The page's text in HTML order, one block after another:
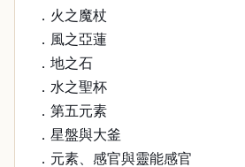
．火之魔杖
．風之亞蓮
．地之石
．水之聖杯
．第五元素
．星盤與大釜
．元素、感官與靈能感官